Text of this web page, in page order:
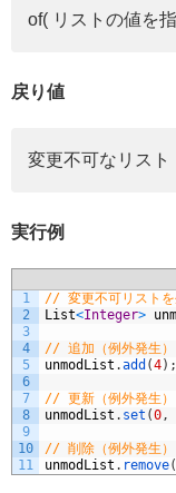
of( リストの値を
戻り値
変更不可なリスト
実行例
1
2
3
4
5
6
7
8
9
10
11
// 変更不可リストを
List<Integer>
// 追加（例外発生）
unmodList .add (4) ;
// 更新（例外発生）
unmodList . set (0,
// 削除（例外発生）
unmodList . remove(